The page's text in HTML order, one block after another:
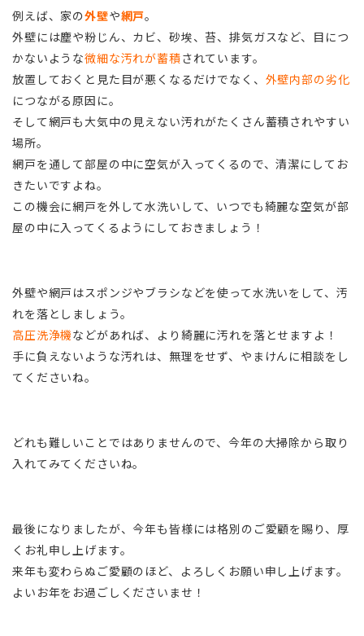
例えば、家の外壁や網戸。
外壁には塵や粉じん、カビ、砂埃、苔、排気ガスなど、目につ
かないような微細な汚れが蓄積されています。
放置しておくと見た目が悪くなるだけでなく、 外壁内部の劣化
につながる原因に。
そして網戸も大気中の見えない汚れがたくさん蓄積されやすい
場所。
網戸を通して部屋の中に空気が入ってくるので、清潔にしてお
きたいですよね。
この機会に網戸を外して水洗いして、いつでも綺麗な空気が部
屋の中に入ってくるようにしておきましょう！
外壁や網戸はスポンジやブラシなどを使って水洗いをして、汚
れを落としましょう。
高圧洗浄機などがあれば、より綺麗に汚れを落とせますよ！
手に負えないような汚れは、無理をせず、やまけんに相談をし
てくださいね。
どれも難しいことではありませんので、今年の大掃除から取り
入れてみてくださいね。
最後になりましたが、今年も皆様には格別のご愛顧を賜り、厚
くお礼申し上げます。
来年も変わらぬご愛顧のほど、よろしくお願い申し上げます。
よいお年をお過ごしくださいませ！